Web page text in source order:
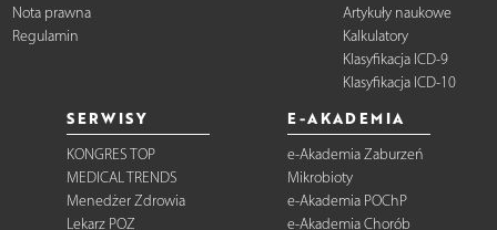
Nota prawna
Regulamin
Artykuły naukowe
Kalkulatory
Klasyfikacja ICD-9
Klasyfikacja ICD-10
SERWISY
KONGRES TOP
MEDICAL TRENDS
Menedżer Zdrowia
Lekarz POZ
E-AKADEMIA
e-Akademia Zaburzeń
Mikrobioty
e-Akademia POChP
e-Akademia Chorób